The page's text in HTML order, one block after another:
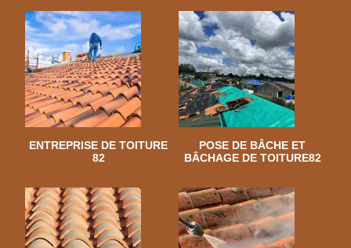
ENTREPRISE DE TOITURE
82
POSE DE BÂCHE ET
BÂCHAGE DE TOITURE82